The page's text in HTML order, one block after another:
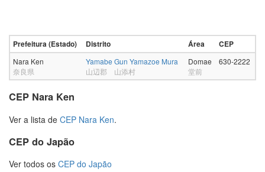
Prefeitura (Estado) Distrito Área CEP
Nara Ken
奈良県
Yamabe Gun Yamazoe Mura
山辺郡 山添村
Domae
堂前
630-2222
CEP Nara Ken
Ver a lista de CEP Nara Ken.
CEP do Japão
Ver todos os CEP do Japão